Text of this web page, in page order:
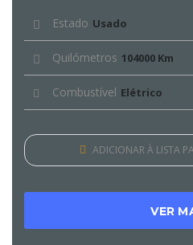
Estado Usado
Quilómetros 104000 Km
Combustível Elétrico
ADICIONAR À LISTA
VER